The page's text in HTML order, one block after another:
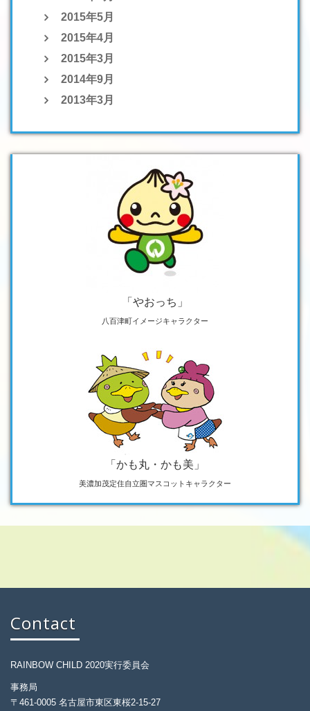
2015年5月
2015年4月
2015年3月
2014年9月
2013年3月
「やおっち」
八百津町イメージキャラクター
「かも丸・かも美」
美濃加茂定住自立圏マスコットキャラクター
Contact
RAINBOW CHILD 2020実行委員会
事務局
〒461-0005 名古屋市東区東桜2-15-27